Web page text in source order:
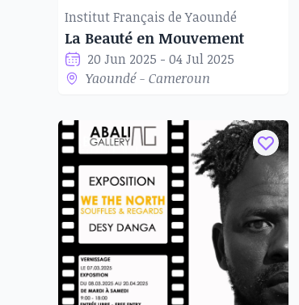
Institut Français de Yaoundé
La Beauté en Mouvement
20 Jun 2025 - 04 Jul 2025
Yaoundé - Cameroun